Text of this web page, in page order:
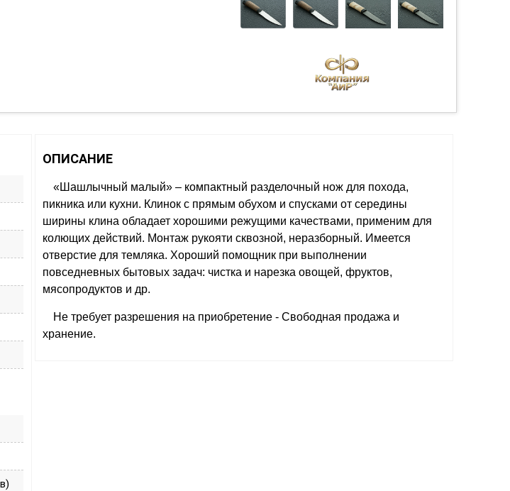
ОПИСАНИЕ
«Шашлычный малый» – компактный разделочный нож для похода,
пикника или кухни. Клинок с прямым обухом и спусками от середины
ширины клина обладает хорошими режущими качествами, применим для
колющих действий. Монтаж рукояти сквозной, неразборный. Имеется
отверстие для темляка. Хороший помощник при выполнении
повседневных бытовых задач: чистка и нарезка овощей, фруктов,
мясопродуктов и др.
Не требует разрешения на приобретение - Свободная продажа и
хранение.